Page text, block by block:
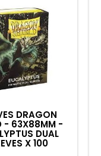
DRAGON
- 63X88MM -
DUAL
X 100